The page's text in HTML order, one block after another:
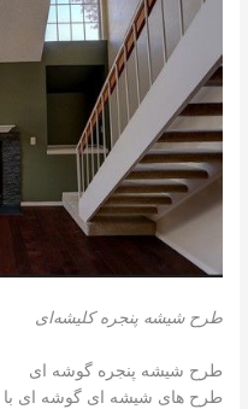
طرح شیشه پنجره کلیشه‌ای
طرح شیشه پنجره گوشه ای
طرح های شیشه ای گوشه ای با